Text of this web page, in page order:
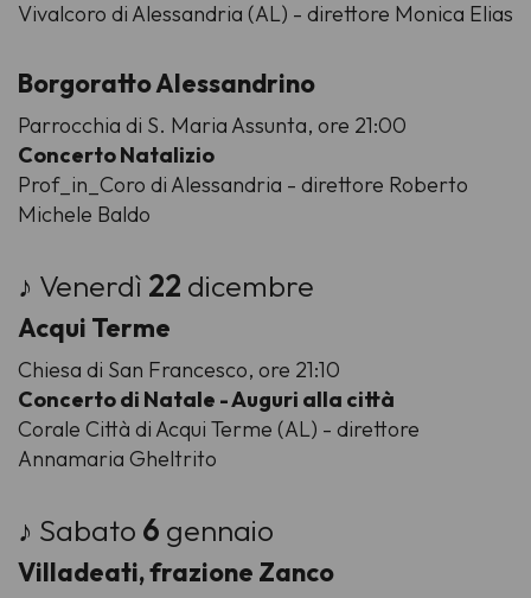
Vivalcoro di Alessandria (AL) - direttore Monica Elias
Borgoratto Alessandrino
Parrocchia di S. Maria Assunta, ore 21:00
Concerto Natalizio
Prof_in_Coro di Alessandria - direttore Roberto
Michele Baldo
♪ Venerdì 22 dicembre
Acqui Terme
Chiesa di San Francesco, ore 21:10
Concerto di Natale - Auguri alla città
Corale Città di Acqui Terme (AL) - direttore
Annamaria Gheltrito
♪ Sabato 6 gennaio
Villadeati, frazione Zanco